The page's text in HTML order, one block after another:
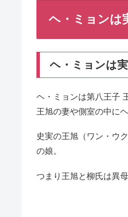
ヘ・ミョンは
ヘ・ミョンは
ヘ・ミョンは第八王子
王旭の妻や側室の中に
史実の王旭（ワン・ウ
の娘。
つまり王旭と柳氏は異